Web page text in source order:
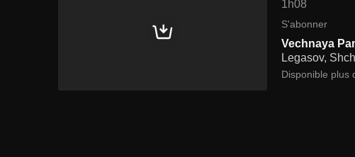
1h08
S'abonner
Vechnaya
Legasov,
Disponible plus